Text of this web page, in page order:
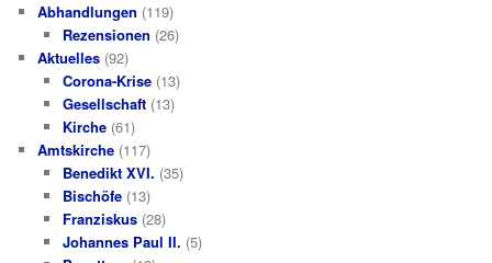
Abhandlungen (119)
Rezensionen (26)
Aktuelles (92)
Corona-Krise(13)
Gesellschaft(13)
Kirche(61)
Amtskirche (117)
Benedikt XVI. (35)
Bischöfe(13)
Franziskus(28)
Johannes Paul II. (5)